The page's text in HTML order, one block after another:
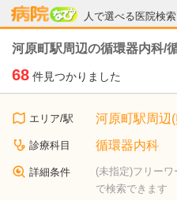
人で選べる医院検索
病院なび
河原町駅周辺の循環器内科/
68 件見つかりました
エリア/駅 河原町駅周辺
診療科目 循環器内科
詳細条件
(未指定)フリー
で検索できます